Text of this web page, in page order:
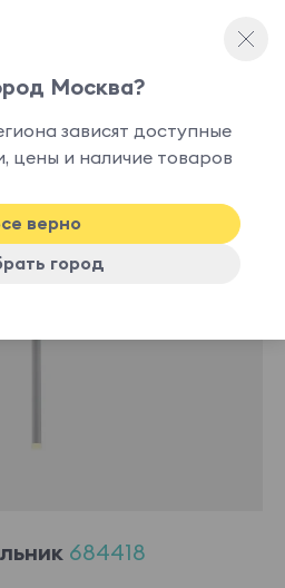
684418
Москва?
зависят доступные
цены и наличие товаров
верно
город